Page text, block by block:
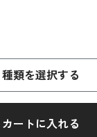
種類を選択する
カートに入れる